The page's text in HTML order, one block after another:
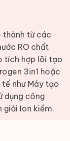
từ các
RO chất
tích hợp lõi tạo
3in1 hoặc
như Máy tạo
dụng công
giải Ion kiềm.